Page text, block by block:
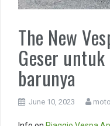
The New
Geser
barunya
June 10, 2023